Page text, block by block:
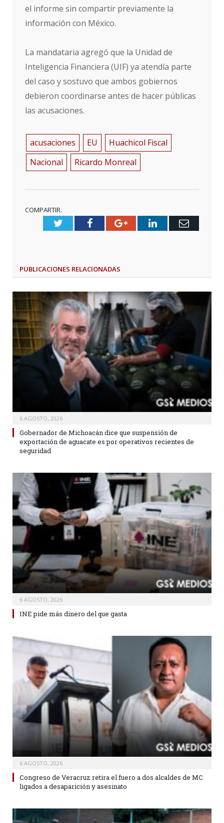
el informe sin compartir previamente la
información con México.
La mandataria agregó que la Unidad de
Inteligencia Financiera (UIF) ya atendía parte
del caso y sostuvo que ambos gobiernos
debieron coordinarse antes de hacer públicas
las acusaciones.
acusaciones EU
Huachicol Fiscal
Nacional
Ricardo Monreal
COMPARTIR.
TwitterFacebookGoogle+LinkedInEmail
PUBLICACIONES RELACIONADAS
6 AGOSTO, 2026
Gobernador de Michoacán dice que suspensión de
exportación de aguacate es por operativos recientes de
seguridad
6 AGOSTO, 2026
INE pide más dinero del que gasta
6 AGOSTO, 2026
Congreso de Veracruz retira el fuero a dos alcaldes de MC
ligados a desaparición y asesinato